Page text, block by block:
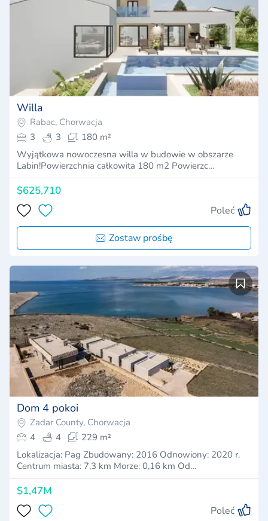
Willa
Rabac, Chorwacja
3
3
180 m²
Wyjątkowa nowoczesna willa w budowie w obszarze
Labin!Powierzchnia całkowita 180 m2 Powierzc…
$625,710
Poleć
Zostaw prośbę
Dom 4 pokoi
Zadar County, Chorwacja
4
4
229 m²
Lokalizacja: Pag Zbudowany: 2016 Odnowiony: 2020 r.
Centrum miasta: 7,3 km Morze: 0,16 km Od…
$1,47M
Poleć